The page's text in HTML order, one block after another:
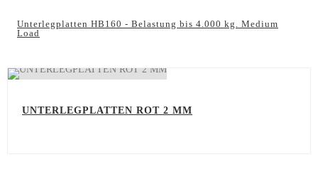
Unterlegplatten HB160 - Belastung bis 4.000 kg. Medium
Load
UNTERLEGPLATTEN ROT 2 MM